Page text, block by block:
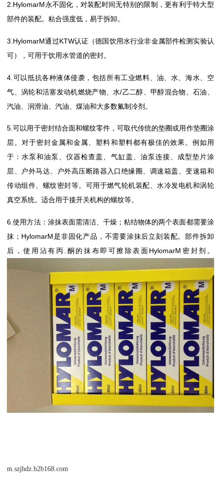
2.HylomarM永不固化，对装配时间无特别的限制，更有利于特大型
部件的装配。粘合强度低，易于拆卸。
3.HylomarM通过KTW认证（德国饮用水行业非金属部件检测实验认
可），可用于饮用水管道的密封。
4.可以抵抗各种液体侵袭，包括所有工业燃料、油、水、海水、空
气、涡轮和活塞发动机燃烧产物、水/乙二醇、甲醇混合物、石油、
汽油、润滑油、汽油、煤油和大多数氟制冷剂。
5.可以用于密封结合面和螺纹零件，可取代传统的垫圈或用作垫圈涂
层。对于密封金属和金属、塑料和塑料都有极佳的效果。例如用
于：水泵和油泵、仪器检查盖、气缸盖、油泵连接、成型垫片涂
层、户外马达、户外高压断路器入口绝缘圈、调速箱盖、变速箱和
传动组件、螺纹密封等。可用于燃气轮机装配、水冷发电机和涡轮
真空系统。适合用于接开关机构的螺纹等。
6.使用方法：涂抹表面需清洁、干燥；粘结物体的两个表面都需要涂
抹；HylomarM是非固化产品，不需要涂抹后立刻装配。部件拆卸
后，使用沾有丙.酮的抹布即可擦除表面HylomarM密封剂。
m.szjhdz.b2b168.com